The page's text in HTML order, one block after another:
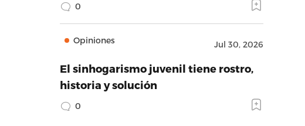
0
Opiniones Jul 30, 2026
El sinhogarismo juvenil tiene rostro,
historia y solución
0